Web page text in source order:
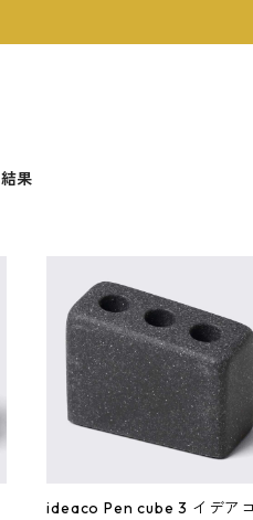
果
ideaco Pen cube 3 イデアコ